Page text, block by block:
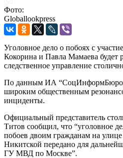
Фото:
Globallookpress
Уголовное дело о побоях с
Кокорина и Павла Мамаева будет
следственное управление
По данным ИА “СоцИнформБюро”,
широким общественным
инциденты.
Официальный представитель
Титов сообщил, что “уголовное
побоев двоим гражданам на
Никитской передано для
ГУ МВД по Москве”.